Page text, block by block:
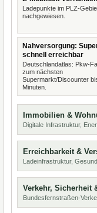
Ladepunkte im PLZ-
nachgewiesen.
Nahversorgung:
schnell erreichbar
Deutschlandatlas: Pkw-
zum nächsten
Supermarkt/Discounter
Minuten.
Immobilien &
Digitale Infrastruktur,
Erreichbarkeit &
Ladeinfrastruktur,
Verkehr, Sicherheit
Bundesfernstraßen-